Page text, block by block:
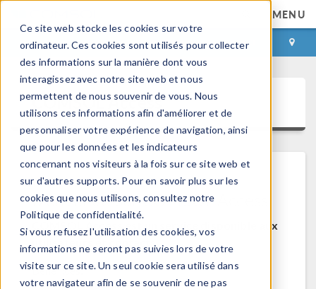
Ce site web stocke les cookies sur votre
ordinateur. Ces cookies sont utilisés pour collecter
des informations sur la manière dont vous
interagissez avec notre site web et nous
permettent de nous souvenir de vous. Nous
utilisons ces informations afin d'améliorer et de
personnaliser votre expérience de navigation, ainsi
que pour les données et les indicateurs
concernant nos visiteurs à la fois sur ce site web et
sur d'autres supports. Pour en savoir plus sur les
cookies que nous utilisons, consultez notre
Politique de confidentialité.
Si vous refusez l'utilisation des cookies, vos
informations ne seront pas suivies lors de votre
visite sur ce site. Un seul cookie sera utilisé dans
votre navigateur afin de se souvenir de ne pas
MENU
CONNEXION CONTACT
COMSOL Access
Bienvenue sur COMSOL Access
COMSOL Access est un service disponible aux
utilisateurs et contacts.
Bénéfices: